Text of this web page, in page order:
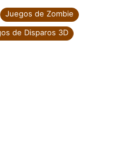
Juegos de Zombie
de Disparos 3D